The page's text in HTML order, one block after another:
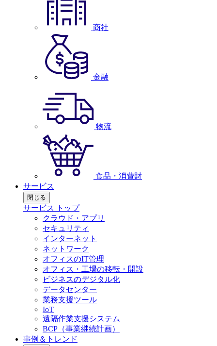
商社
金融
物流
食品・消費財
サービス
閉じる
サービス トップ
クラウド・アプリ
セキュリティ
インターネット
ネットワーク
オフィスのIT管理
オフィス・工場の移転・開設
ビジネスのデジタル化
データセンター
業務支援ツール
IoT
遠隔作業支援システム
BCP（事業継続計画）
事例＆トレンド